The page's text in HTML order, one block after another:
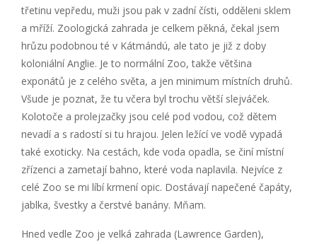
třetinu vepředu, muži jsou pak v zadní čísti, odděleni sklem
a mříží. Zoologická zahrada je celkem pěkná, čekal jsem
hrůzu podobnou té v Kátmándú, ale tato je již z doby
koloniální Anglie. Je to normální Zoo, takže většina
exponátů je z celého světa, a jen minimum místních druhů.
Všude je poznat, že tu včera byl trochu větší slejváček.
Kolotoče a prolejzačky jsou celé pod vodou, což dětem
nevadí a s radostí si tu hrajou. Jelen ležící ve vodě vypadá
také exoticky. Na cestách, kde voda opadla, se činí místní
zřízenci a zametají bahno, které voda naplavila. Nejvíce z
celé Zoo se mi líbí krmení opic. Dostávají napečené čapáty,
jablka, švestky a čerstvé banány. Mňam.
Hned vedle Zoo je velká zahrada (Lawrence Garden),